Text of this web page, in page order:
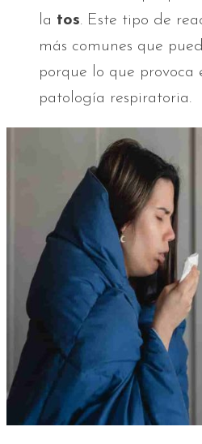
la tos. Este tipo de
más comunes que
porque lo que provoca
patología respiratoria.